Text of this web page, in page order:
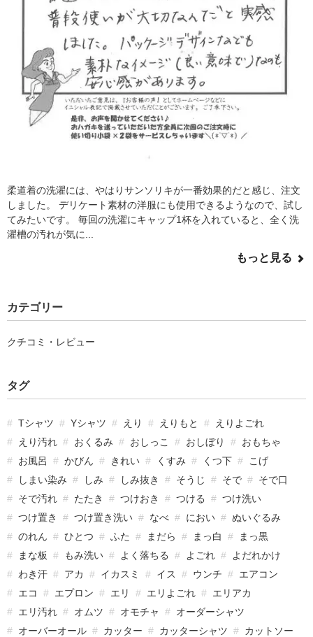
柔道着の洗濯には、やはりサンソリキが一番効果的だと感じ、注文
しました。 デリケート素材の洋服にも使用できるようなので、試し
てみたいです。 毎回の洗濯にキャップ1杯を入れていると、全く洗
濯槽の汚れが気に...
もっと見る
カテゴリー
クチコミ・レビュー
タグ
Tシャツ Yシャツ えり えりもと
えりよごれ
えり汚れ
おくるみ おしっこ おしぼり
おもちゃ
お風呂
かびん きれい くすみ くつ下
こげ
しまい染み
しみ しみ抜き そうじ そで
そで口
そで汚れ
たたき つけおき つける
つけ洗い
つけ置き
つけ置き洗い なべ におい
ぬいぐるみ
のれん
ひとつ ふた まだら まっ白
まっ黒
まな板
もみ洗い よく落ちる よごれ
よだれかけ
わき汗
アカ イカスミ イス ウンチ
エアコン
エコ
エプロン エリ エリよごれ
エリアカ
エリ汚れ
オムツ オモチャ
オーダーシャツ
オーバーオール
カッター カッターシャツ
カットソー